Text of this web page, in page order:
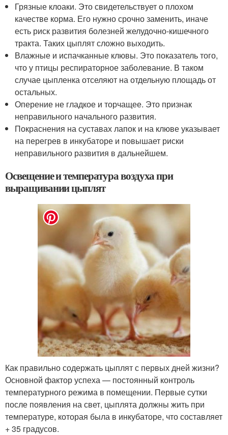
Грязные клоаки. Это свидетельствует о плохом
качестве корма. Его нужно срочно заменить, иначе
есть риск развития болезней желудочно-кишечного
тракта. Таких цыплят сложно выходить.
Влажные и испачканные клювы. Это показатель того,
что у птицы респираторное заболевание. В таком
случае цыпленка отселяют на отдельную площадь от
остальных.
Оперение не гладкое и торчащее. Это признак
неправильного начального развития.
Покраснения на суставах лапок и на клюве указывает
на перегрев в инкубаторе и повышает риски
неправильного развития в дальнейшем.
Освещение и температура воздуха при
выращивании цыплят
Как правильно содержать цыплят с первых дней жизни?
Основной фактор успеха — постоянный контроль
температурного режима в помещении. Первые сутки
после появления на свет, цыплята должны жить при
температуре, которая была в инкубаторе, что составляет
+ 35 градусов.